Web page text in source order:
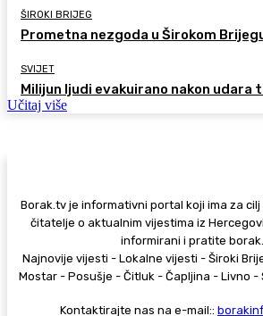
ŠIROKI BRIJEG
Prometna nezgoda u Širokom
SVIJET
Milijun ljudi evakuirano nakon udara
Učitaj više
Borak.tv je informativni portal koji ima za
čitatelje o aktualnim vijestima iz
informirani i pratite
Najnovije vijesti - Lokalne vijesti - Široki
Mostar - Posušje - Čitluk - Čapljina - Livno -
Kontaktirajte nas na e-mail::